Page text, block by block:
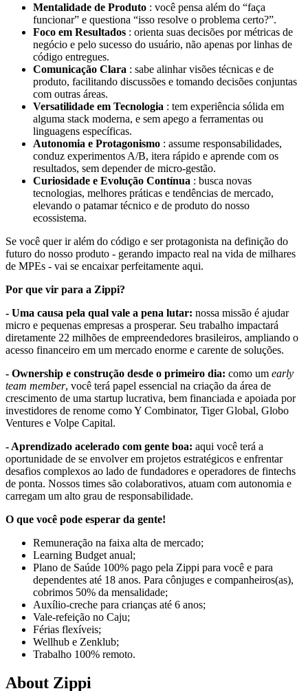
Mentalidade de Produto : você pensa além do “faça
funcionar” e questiona “isso resolve o problema certo?”.
Foco em Resultados : orienta suas decisões por métricas de
negócio e pelo sucesso do usuário, não apenas por linhas de
código entregues.
Comunicação Clara : sabe alinhar visões técnicas e de
produto, facilitando discussões e tomando decisões conjuntas
com outras áreas.
Versatilidade em Tecnologia : tem experiência sólida em
alguma stack moderna, e sem apego a ferramentas ou
linguagens específicas.
Autonomia e Protagonismo : assume responsabilidades,
conduz experimentos A/B, itera rápido e aprende com os
resultados, sem depender de micro-gestão.
Curiosidade e Evolução Contínua : busca novas
tecnologias, melhores práticas e tendências de mercado,
elevando o patamar técnico e de produto do nosso
ecossistema.
Se você quer ir além do código e ser protagonista na definição do
futuro do nosso produto - gerando impacto real na vida de milhares
de MPEs - vai se encaixar perfeitamente aqui.
Por que vir para a Zippi?
- Uma causa pela qual vale a pena lutar: nossa missão é ajudar
micro e pequenas empresas a prosperar. Seu trabalho impactará
diretamente 22 milhões de empreendedores brasileiros, ampliando o
acesso financeiro em um mercado enorme e carente de soluções.
- Ownership e construção desde o primeiro dia: como um early
team member, você terá papel essencial na criação da área de
crescimento de uma startup lucrativa, bem financiada e apoiada por
investidores de renome como Y Combinator, Tiger Global, Globo
Ventures e Volpe Capital.
- Aprendizado acelerado com gente boa: aqui você terá a
oportunidade de se envolver em projetos estratégicos e enfrentar
desafios complexos ao lado de fundadores e operadores de fintechs
de ponta. Nossos times são colaborativos, atuam com autonomia e
carregam um alto grau de responsabilidade.
O que você pode esperar da gente!
Remuneração na faixa alta de mercado;
Learning Budget anual;
Plano de Saúde 100% pago pela Zippi para você e para
dependentes até 18 anos. Para cônjuges e companheiros(as),
cobrimos 50% da mensalidade;
Auxílio-creche para crianças até 6 anos;
Vale-refeição no Caju;
Férias flexíveis;
Wellhub e Zenklub;
Trabalho 100% remoto.
About Zippi